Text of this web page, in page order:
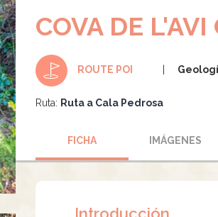
COVA DE
ROUTE POI
Ruta: Ruta a Cala Pedrosa
FICHA IMÁGENES